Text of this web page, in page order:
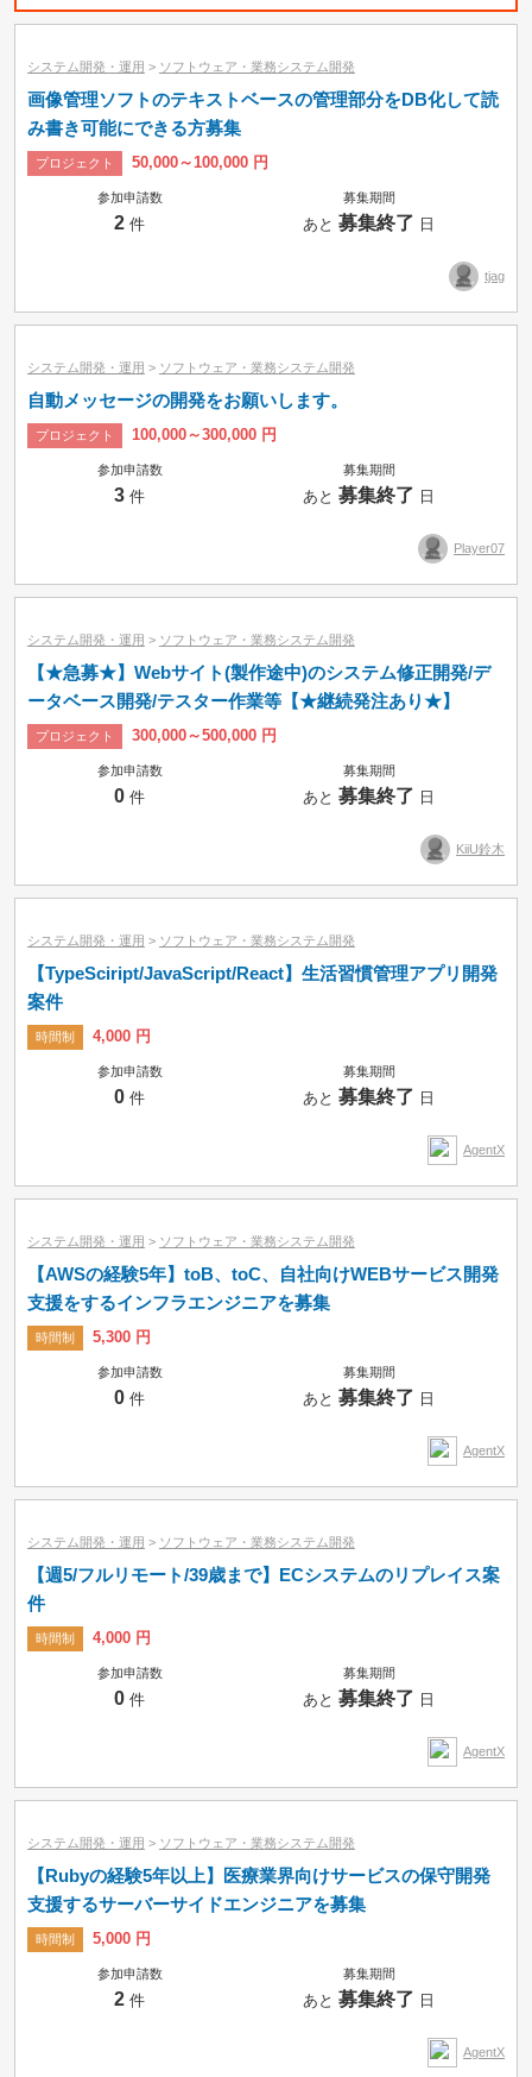
システム開発・運用 > ソフトウェア・業務システム開発
画像管理ソフトのテキストベースの管理部分をDB化して読
み書き可能にできる方募集
プロジェクト 50,000～100,000 円
参加申請数
2 件
募集期間
あと募集終了 日
tjag
システム開発・運用 > ソフトウェア・業務システム開発
自動メッセージの開発をお願いします。
プロジェクト 100,000～300,000 円
参加申請数
3 件
募集期間
あと募集終了 日
Player07
システム開発・運用 > ソフトウェア・業務システム開発
【★急募★】Webサイト(製作途中)のシステム修正開発/デ
ータベース開発/テスター作業等【★継続発注あり★】
プロジェクト 300,000～500,000 円
参加申請数
0 件
募集期間
あと募集終了 日
KiiU鈴木
システム開発・運用 > ソフトウェア・業務システム開発
【TypeSciript/JavaScript/React】生活習慣管理アプリ開発
案件
時間制 4,000 円
参加申請数
0 件
募集期間
あと募集終了 日
AgentX
システム開発・運用 > ソフトウェア・業務システム開発
【AWSの経験5年】toB、toC、自社向けWEBサービス開発
支援をするインフラエンジニアを募集
時間制 5,300 円
参加申請数
0 件
募集期間
あと募集終了 日
AgentX
システム開発・運用 > ソフトウェア・業務システム開発
【週5/フルリモート/39歳まで】ECシステムのリプレイス案
件
時間制 4,000 円
参加申請数
0 件
募集期間
あと募集終了 日
AgentX
システム開発・運用 > ソフトウェア・業務システム開発
【Rubyの経験5年以上】医療業界向けサービスの保守開発
支援するサーバーサイドエンジニアを募集
時間制 5,000 円
参加申請数
2 件
募集期間
あと募集終了 日
AgentX